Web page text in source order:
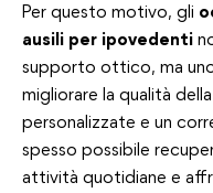
Per questo motivo, gli
ausili per ipovedenti
supporto ottico, ma
migliorare la qualità
personalizzate e un
spesso possibile
attività quotidiane e